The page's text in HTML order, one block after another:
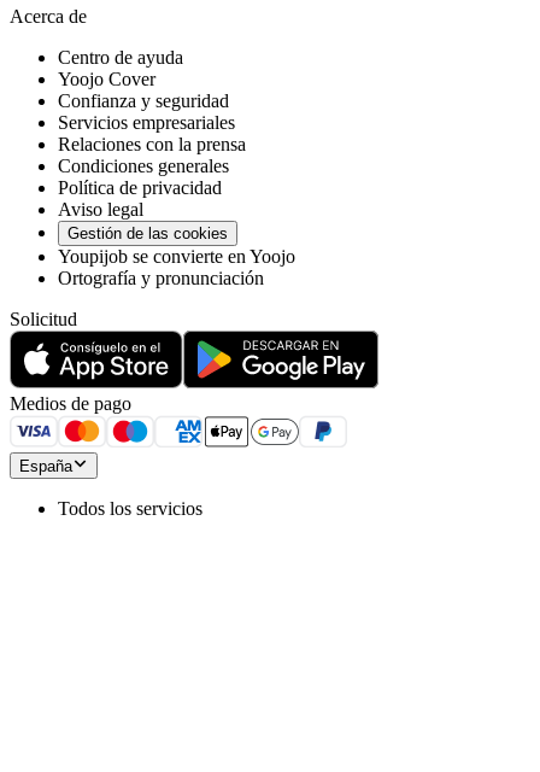
Acerca de
Centro de ayuda
Yoojo Cover
Confianza y seguridad
Servicios empresariales
Relaciones con la prensa
Condiciones generales
Política de privacidad
Aviso legal
Gestión de las cookies
Youpijob se convierte en Yoojo
Ortografía y pronunciación
Solicitud
Medios de pago
España
Todos los servicios